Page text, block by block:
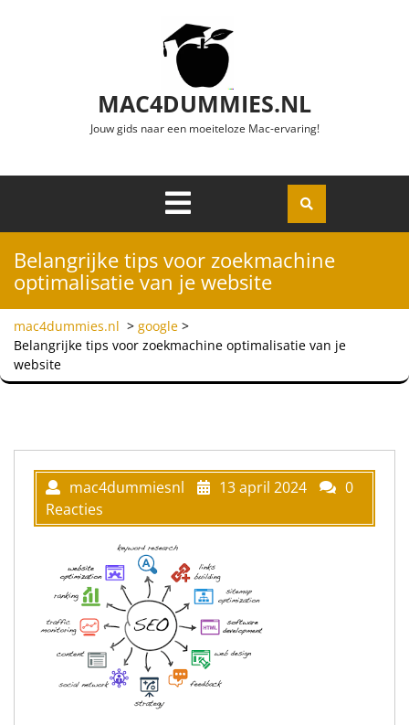
MAC4DUMMIES.NL
Jouw gids naar een moeiteloze Mac-ervaring!
Openen
Belangrijke tips voor zoekmachine
optimalisatie van je website
mac4dummies.nl > google >
Belangrijke tips voor zoekmachine optimalisatie van je
website
mac4dummiesnl 13 april 2024
0
Reacties